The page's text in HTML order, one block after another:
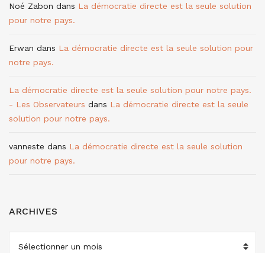
Noé Zabon dans La démocratie directe est la seule solution
pour notre pays.
Erwan dans La démocratie directe est la seule solution pour
notre pays.
La démocratie directe est la seule solution pour notre pays.
- Les Observateurs dans La démocratie directe est la seule
solution pour notre pays.
vanneste dans La démocratie directe est la seule solution
pour notre pays.
ARCHIVES
ARCHIVES